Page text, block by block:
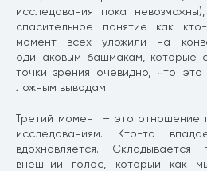
исследования пока
спасительное понятие как
момент всех уложили на
одинаковым башмакам,
точки зрения очевидно, что
ложным выводам.
Третий момент – это отношение
исследованиям. Кто-то
вдохновляется.
внешний голос, который как